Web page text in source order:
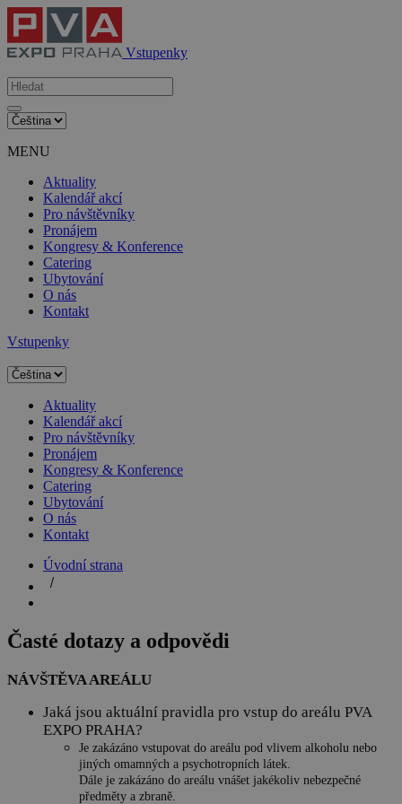
Vstupenky
MENU
Aktuality
Kalendář akcí
Pro návštěvníky
Pronájem
Kongresy & Konference
Catering
Ubytování
O nás
Kontakt
Vstupenky
Aktuality
Kalendář akcí
Pro návštěvníky
Pronájem
Kongresy & Konference
Catering
Ubytování
O nás
Kontakt
Úvodní strana
Časté dotazy a odpovědi
NÁVŠTĚVA AREÁLU
Jaká jsou aktuální pravidla pro vstup do areálu PVA
EXPO PRAHA?
Je zakázáno vstupovat do areálu pod vlivem alkoholu nebo
jiných omamných a psychotropních látek.
Dále je zakázáno do areálu vnášet jakékoliv nebezpečné
předměty a zbraně.